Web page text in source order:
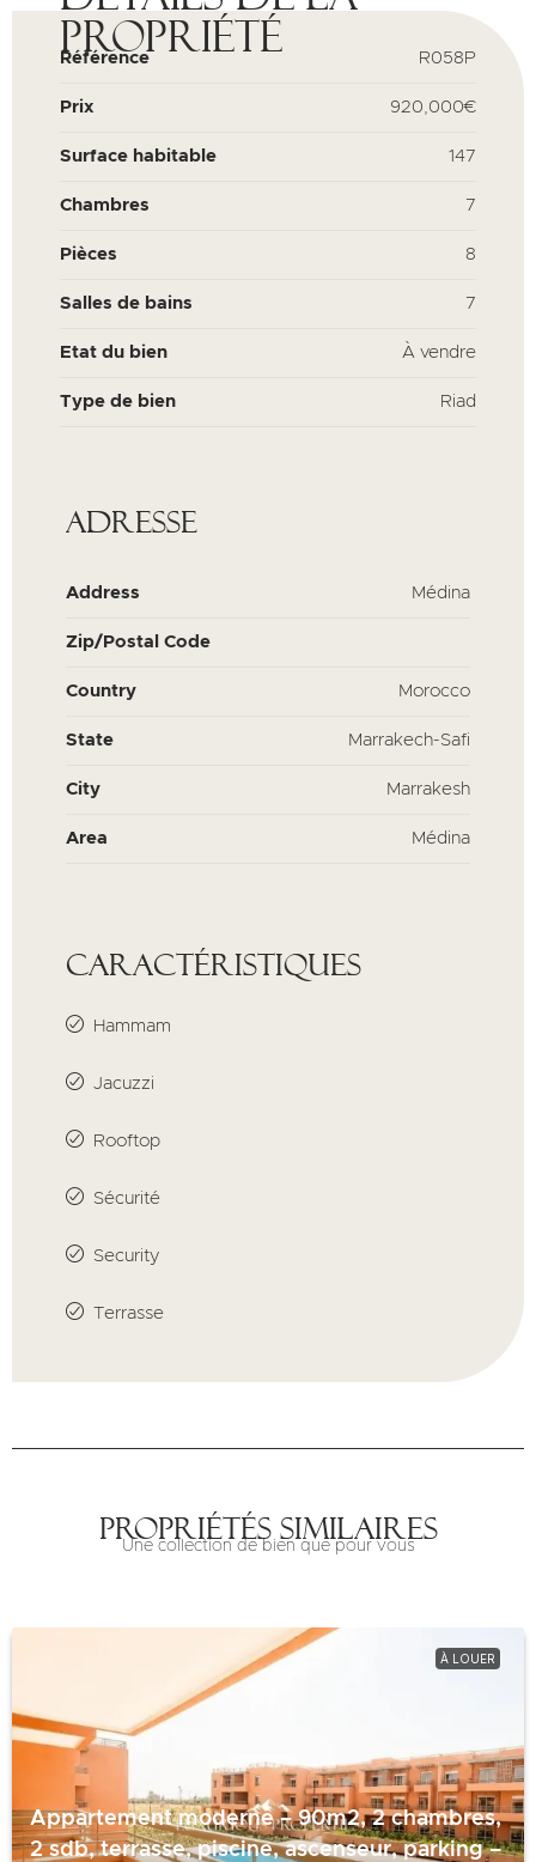
propriété
Référence R058P
Prix 920,000€
Surface habitable 147
Chambres 7
Pièces 8
Salles de bains 7
Etat du bien À vendre
Type de bien Riad
Adresse
Address Médina
Zip/Postal Code
Country Morocco
State Marrakech-Safi
City Marrakesh
Area Médina
Caractéristiques
Hammam
Jacuzzi
Rooftop
Sécurité
Security
Terrasse
Propriétés similaires
Une collection de bien que pour vous
À LOUER
Appartement moderne – 90m2, 2 chambres,
2 sdb, terrasse, piscine, ascenseur, parking –